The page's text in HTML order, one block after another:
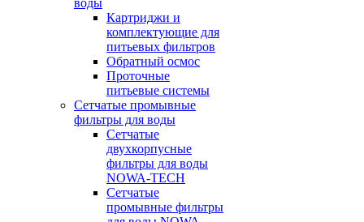
воды
Картриджи и
комплектующие для
питьевых фильтров
Обратный осмос
Проточные
питьевые системы
Сетчатые промывные
фильтры для воды
Сетчатые
двухкорпусные
фильтры для воды
NOWA-TECH
Сетчатые
промывные фильтры